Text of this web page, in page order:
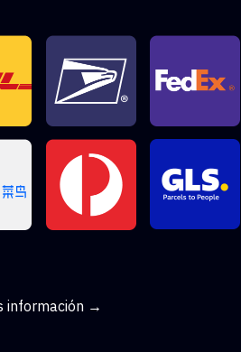
información →